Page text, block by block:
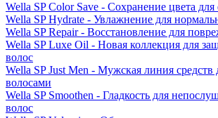
Wella SP Color Save - Сохранение цвета
Wella SP Hydrate - Увлажнение для
Wella SP Repair - Восстановление для
Wella SP Luxe Oil - Новая коллекция для
волос
Wella SP Just Men - Мужская линия средств
волосами
Wella SP Smoothen - Гладкость для
волос